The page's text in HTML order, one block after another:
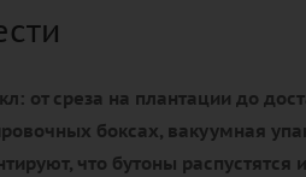
от среза на плантации до
боксах, вакуумная
что бутоны